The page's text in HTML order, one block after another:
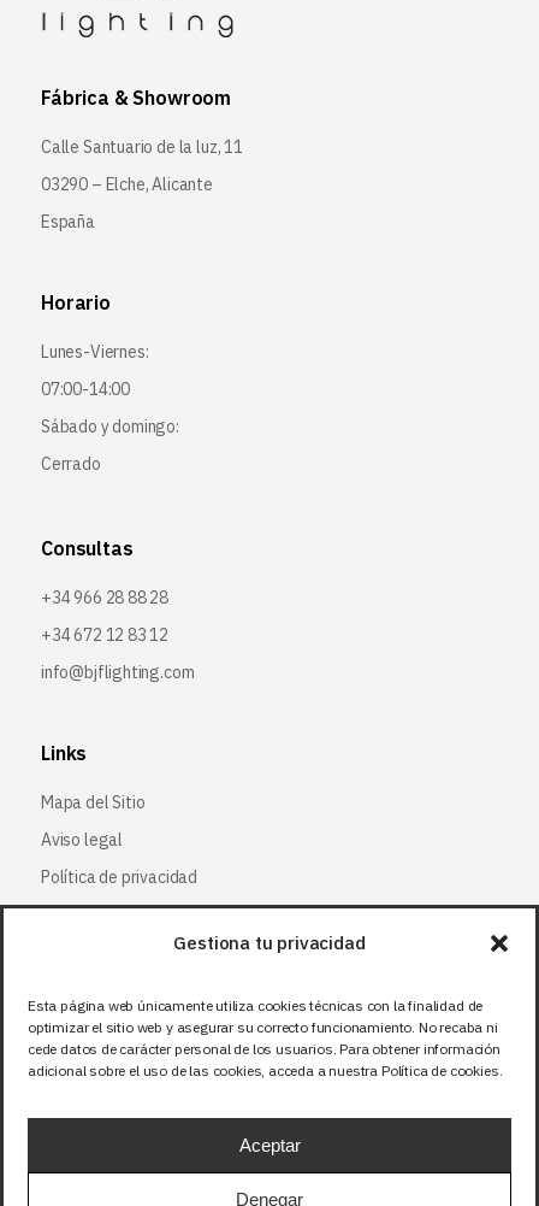
Gestiona tu privacidad
Esta página web únicamente utiliza cookies técnicas con la finalidad de
optimizar el sitio web y asegurar su correcto funcionamiento. No recaba ni
cede datos de carácter personal de los usuarios. Para obtener información
adicional sobre el uso de las cookies, acceda a nuestra Política de cookies.
Aceptar
Denegar
Fábrica & Showroom
Calle Santuario de la luz, 11
03290 – Elche, Alicante
España
Horario
Lunes-Viernes:
07:00-14:00
Sábado y domingo:
Cerrado
Consultas
+34 966 28 88 28
+34 672 12 83 12
info@bjflighting.com
Links
Mapa del Sitio
Aviso legal
Política de privacidad
Política de cookies
Síguenos
Facebook
X (Twitter)
Instagram